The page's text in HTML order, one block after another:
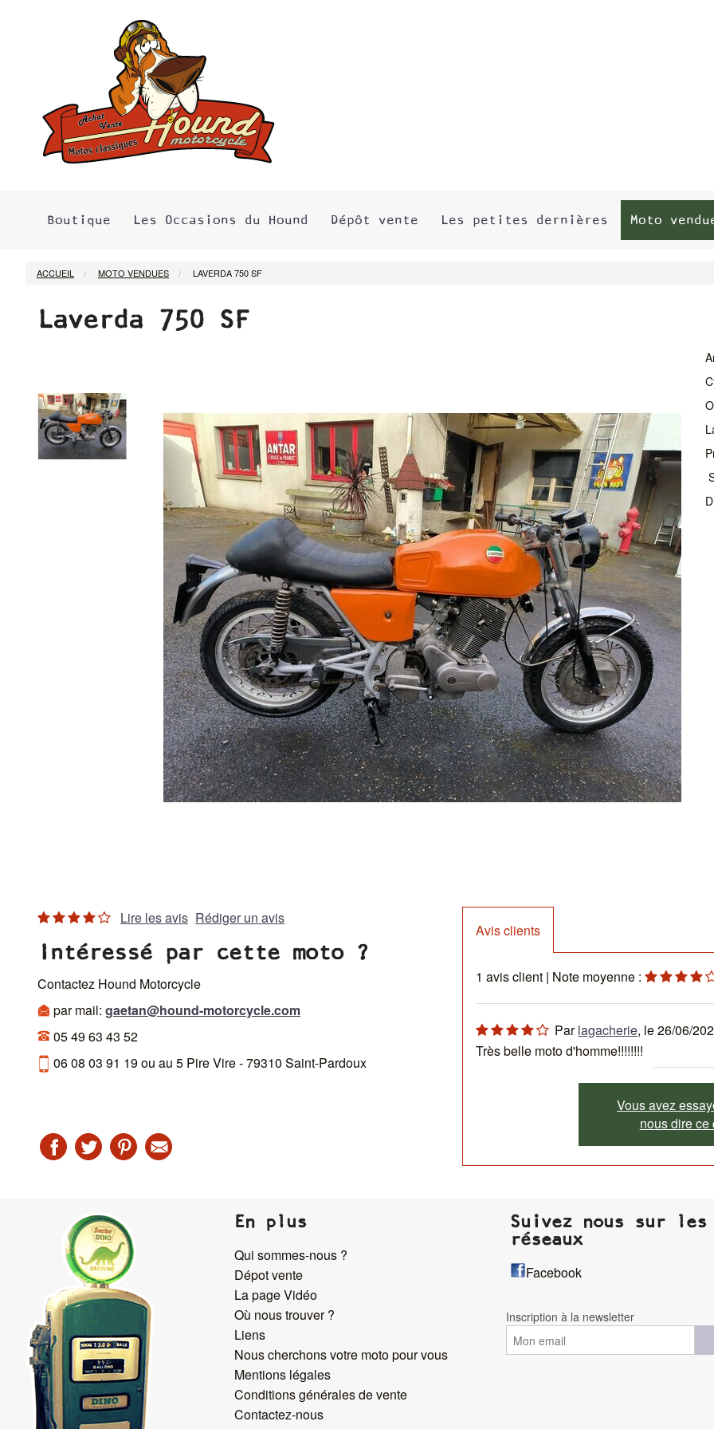
Boutique Les Occasions du Hound Dépôt vente Les petites dernières Moto
ACCUEIL MOTO VENDUES LAVERDA 750 SF
Laverda 750 SF
Lire les avis Rédiger un avis
Intéressé par cette moto ?
Contactez Hound Motorcycle
par mail: gaetan@hound-motorcycle.com
05 49 63 43 52
06 08 03 91 19 ou au 5 Pire Vire - 79310 Saint-Pardoux
Avis clients
1 avis client | Note moyenne :
Parlagacherie, le26/06/
Très belle moto d'homme!!!!!!!!
Vous avez
nous dire ce
En plus
Qui sommes-nous ?
Dépot vente
La page Vidéo
Où nous trouver ?
Liens
Nous cherchons votre moto pour vous
Mentions légales
Conditions générales de vente
Contactez-nous
Suivez nous sur les
réseaux
Facebook
Inscription à la newsletter